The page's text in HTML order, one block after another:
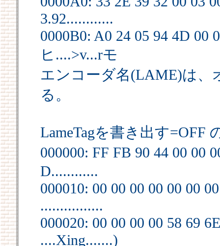
3.92............
0000B0: A0 24 05 94 4D 00
ヒ....>v...rモ
エンコーダ名(LAME)は、
る。
LameTagを書き出す=OFF
000000: FF FB 90 44 00 00
D............
000010: 00 00 00 00 00 00
................
000020: 00 00 00 00 58 69
....Xing.......)